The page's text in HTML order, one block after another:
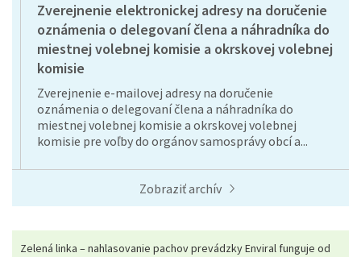
Zverejnenie elektronickej adresy na doručenie
oznámenia o delegovaní člena a náhradníka do
miestnej volebnej komisie a okrskovej volebnej
komisie
Zverejnenie e-mailovej adresy na doručenie
oznámenia o delegovaní člena a náhradníka do
miestnej volebnej komisie a okrskovej volebnej
komisie pre voľby do orgánov samosprávy obcí a...
Zobraziť archív
Zelená linka – nahlasovanie pachov prevádzky Enviral funguje od